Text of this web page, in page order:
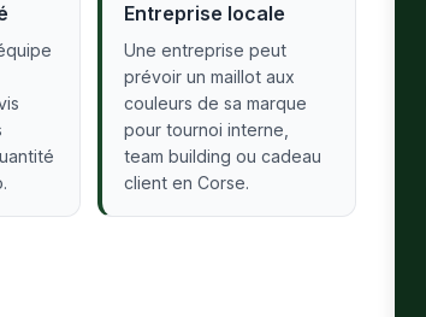
Entreprise locale
Une entreprise peut
prévoir un maillot aux
couleurs de sa marque
pour tournoi interne,
team building ou cadeau
client en Corse.